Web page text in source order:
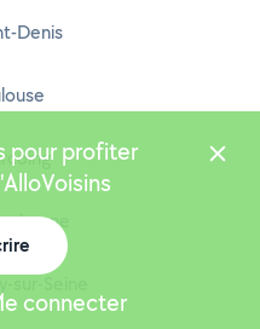
Denis
pour profiter
connecter